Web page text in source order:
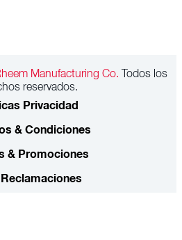
Manufacturing Co. Todos los
reservados.
Privacidad
& Condiciones
& Promociones